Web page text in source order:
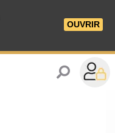
OUVRIR